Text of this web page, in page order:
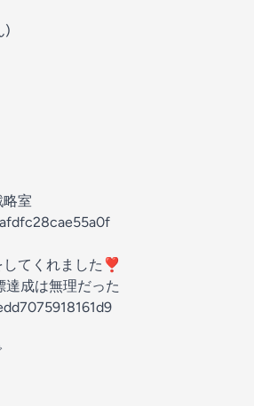
)
室
してくれました❣️
達成は無理だった